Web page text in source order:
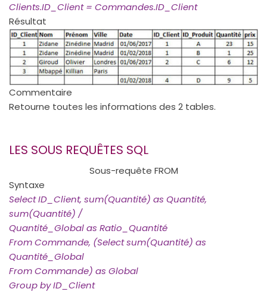
Clients.ID_Client = Commandes.ID_Client
Résultat
Commentaire
Retourne toutes les informations des 2 tables.
LES SOUS REQUÊTES SQL
Sous-requête FROM
Syntaxe
Select ID_Client, sum(Quantité) as Quantité,
sum(Quantité) /
Quantité_Global as Ratio_Quantité
From Commande, (Select sum(Quantité) as
Quantité_Global
From Commande) as Global
Group by ID_Client